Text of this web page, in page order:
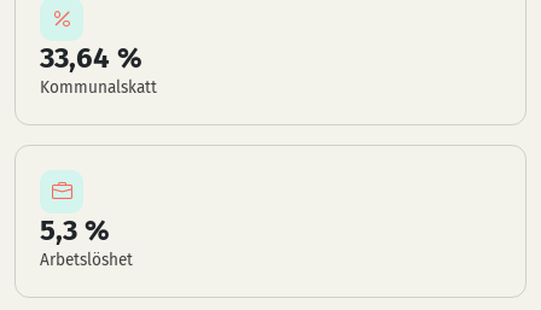
33,64 %
Kommunalskatt
5,3 %
Arbetslöshet